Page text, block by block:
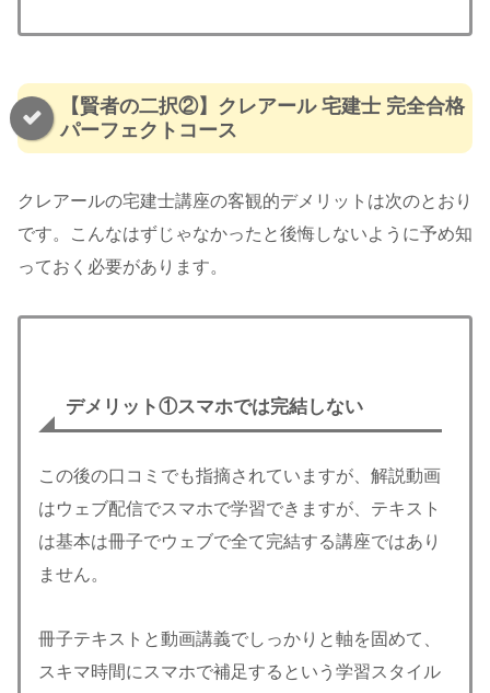
【賢者の二択②】クレアール 宅建士 完全合格
パーフェクトコース
クレアールの宅建士講座の客観的デメリットは次のとおり
です。こんなはずじゃなかったと後悔しないように予め知
っておく必要があります。
デメリット①スマホでは完結しない
この後の口コミでも指摘されていますが、解説動画
はウェブ配信でスマホで学習できますが、テキスト
は基本は冊子でウェブで全て完結する講座ではあり
ません。
冊子テキストと動画講義でしっかりと軸を固めて、
スキマ時間にスマホで補足するという学習スタイル